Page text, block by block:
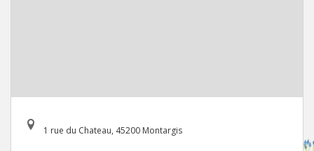
1 rue du Chateau, 45200 Montargis